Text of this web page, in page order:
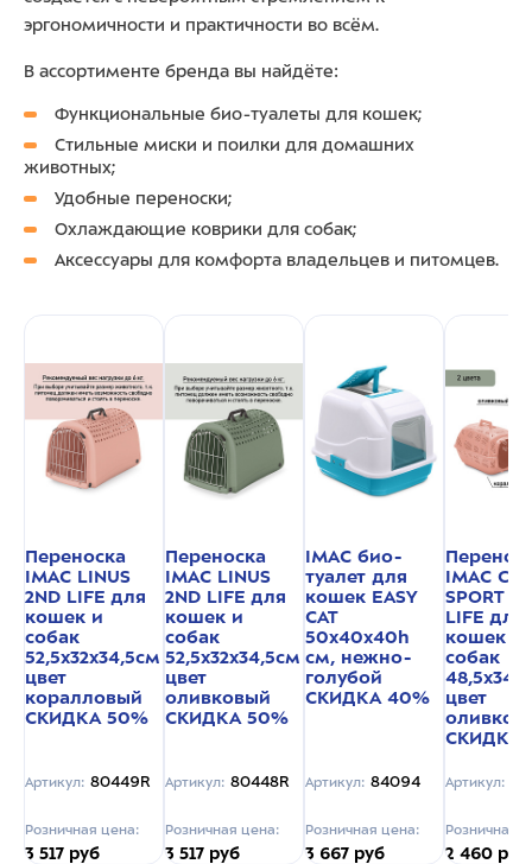
эргономичности и практичности во всём.
В ассортименте бренда вы найдёте:
Функциональные био-туалеты для кошек;
Стильные миски и поилки для домашних
животных;
Удобные переноски;
Охлаждающие коврики для собак;
Аксессуары для комфорта владельцев и питомцев.
Переноска
IMAC LINUS
2ND LIFE для
кошек и
собак
52,5х32х34,5см
цвет
коралловый
СКИДКА 50%
Артикул: 80449R
Розничная цена:
3 517 руб
Переноска
IMAC LINUS
2ND LIFE для
кошек и
собак
52,5х32х34,5см
цвет
оливковый
СКИДКА 50%
Артикул: 80448R
Розничная цена:
3 517 руб
IMAC био-
туалет для
кошек EASY
CAT
50х40х40h
см, нежно-
голубой
СКИДКА 40%
Артикул: 84094
Розничная цена:
3 667 руб
IMAC
SPORT
LIFE для
кошек и
собак
цвет
СКИДКА
Артикул:
Розничная
2 460 руб